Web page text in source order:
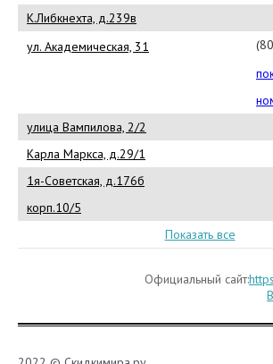
К.Либкнехта, д.239в
ул. Академическая, 31
11
улица Вампилова, 2/2
Карла Маркса, д.29/1
1я-Советская, д.176б
корп.10/5
Показать все
Официальный сайт: